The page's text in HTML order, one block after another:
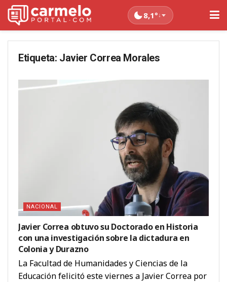
8,1°↓
Etiqueta: Javier Correa Morales
NACIONAL
Javier Correa obtuvo su Doctorado en Historia
con una investigación sobre la dictadura en
Colonia y Durazno
La Facultad de Humanidades y Ciencias de la
Educación felicitó este viernes a Javier Correa por